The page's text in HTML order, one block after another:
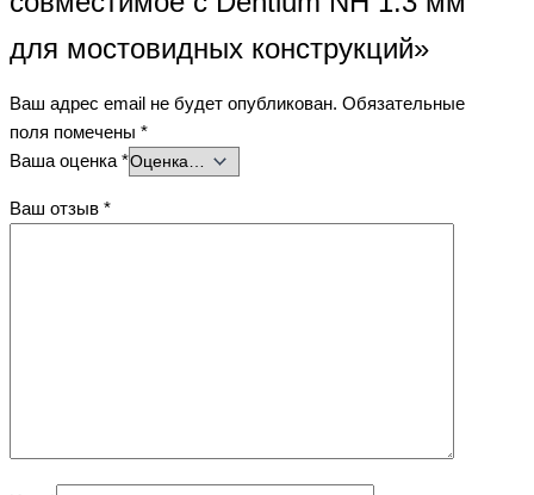
для мостовидных конструкций»
Ваш адрес email не будет опубликован. Обязательные
поля помечены *
Ваша оценка*
Ваш отзыв *